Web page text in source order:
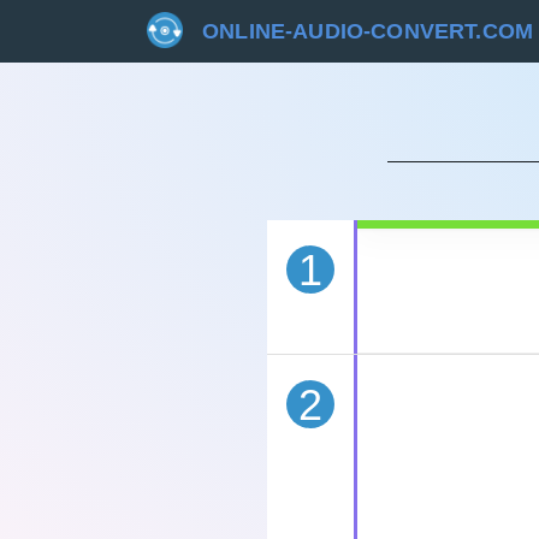
ONLINE-AUDIO-CONVERT.COM
1
2